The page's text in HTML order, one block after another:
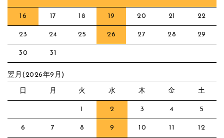
16 17 18 19 20 21 22
23 24 25 26 27 28 29
30 31
翌月(2026年9月)
日 月 火 水 木 金 土
1 2 3 4 5
6 7 8 9 10 11 12